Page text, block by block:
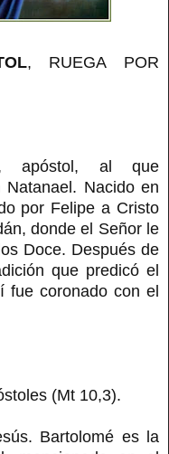
, RUEGA POR
apóstol, al que
Nacido en
por Felipe a Cristo
donde el Señor le
Doce. Después de
que predicó el
fue coronado con el
(Mt 10,3).
Bartolomé es la